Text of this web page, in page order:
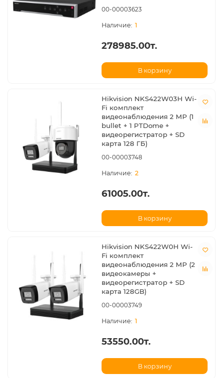
00-00003623
1
278985.00т.
В корзину
Hikvision NKS422W03H Wi-
Fi комплект
видеонаблюдения 2 MP (1
bullet + 1 PTDome +
видеорегистратор + SD
карта 128 ГБ)
00-00003748
2
61005.00т.
В корзину
Hikvision NKS422W0H Wi-
Fi комплект
видеонаблюдения 2 MP (2
видеокамеры +
видеорегистратор + SD
карта 128GB)
00-00003749
1
53550.00т.
В корзину